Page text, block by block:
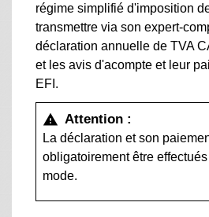
régime simplifié d'imposition
transmettre via son expert-
déclaration annuelle de TVA
et les avis d'acompte et leur
EFI.
warning Attention :
La déclaration et son
obligatoirement être
mode.